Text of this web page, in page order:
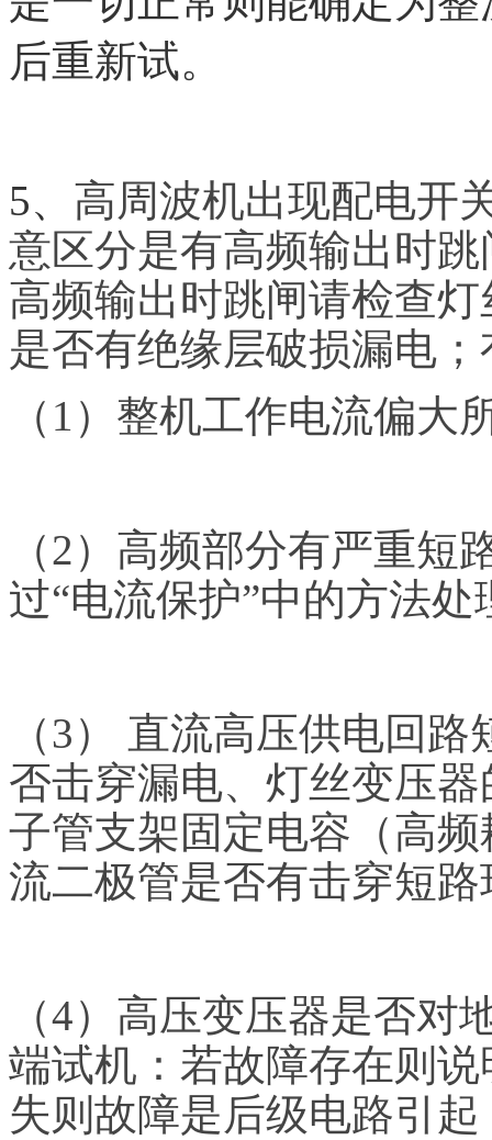
后重新试。
5、 高周波机出现配电开
意区分是有高频输出时
高频输出时跳闸请检查
是否有绝缘层破损漏电
（ 1 ） 整机工作电流偏大
（2） 高频部分有严重短
过“电流保护”中的方法处
（3）
直流高压供电回路
否击穿漏电、灯丝变压
子管支架固定电容（高
流二极管是否有击穿短路
（4） 高压变压器是否对
端试机：若故障存在则
失则故障是后级电路引起